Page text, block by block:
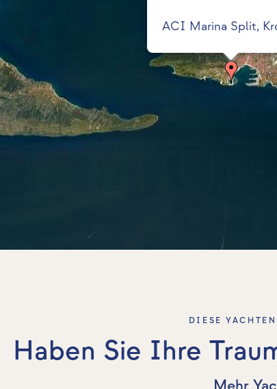
ACI Marina Split,
DIESE
Haben Sie Ihre